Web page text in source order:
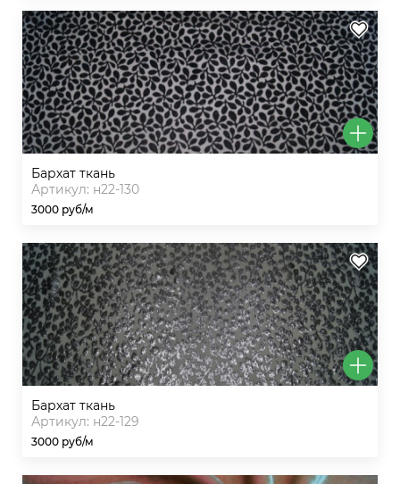
бархат ткань
Артикул: н22-130
3000 руб/м
бархат ткань
Артикул: н22-129
3000 руб/м